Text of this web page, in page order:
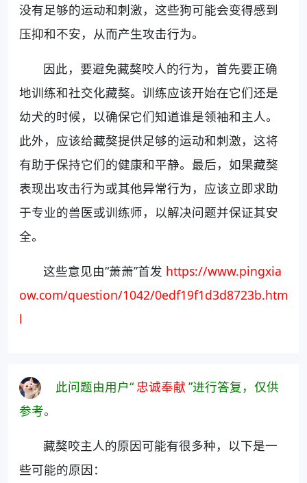
没有足够的运动和刺激，这些狗可能会变得感到
压抑和不安，从而产生攻击行为。
因此，要避免藏獒咬人的行为，首先要正确
地训练和社交化藏獒。训练应该开始在它们还是
幼犬的时候，以确保它们知道谁是领袖和主人。
此外，应该给藏獒提供足够的运动和刺激，这将
有助于保持它们的健康和平静。最后，如果藏獒
表现出攻击行为或其他异常行为，应该立即求助
于专业的兽医或训练师，以解决问题并保证其安
全。
这些意见由“萧萧”首发 https://www.pingxia
ow.com/question/1042/0edf19f1d3d8723b.htm
l
此问题由用户“ 忠诚奉献 ”进行答复，仅供
参考。
藏獒咬主人的原因可能有很多种，以下是一
些可能的原因：